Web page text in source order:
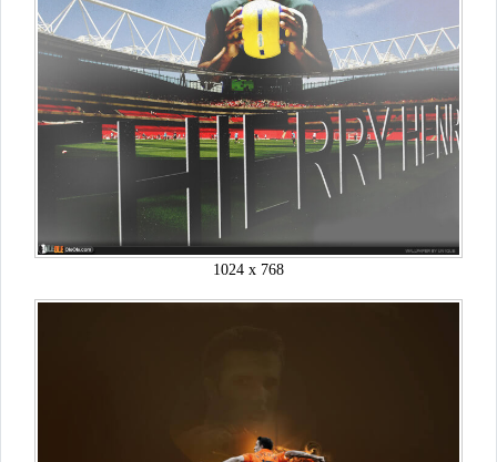
1024 x 768